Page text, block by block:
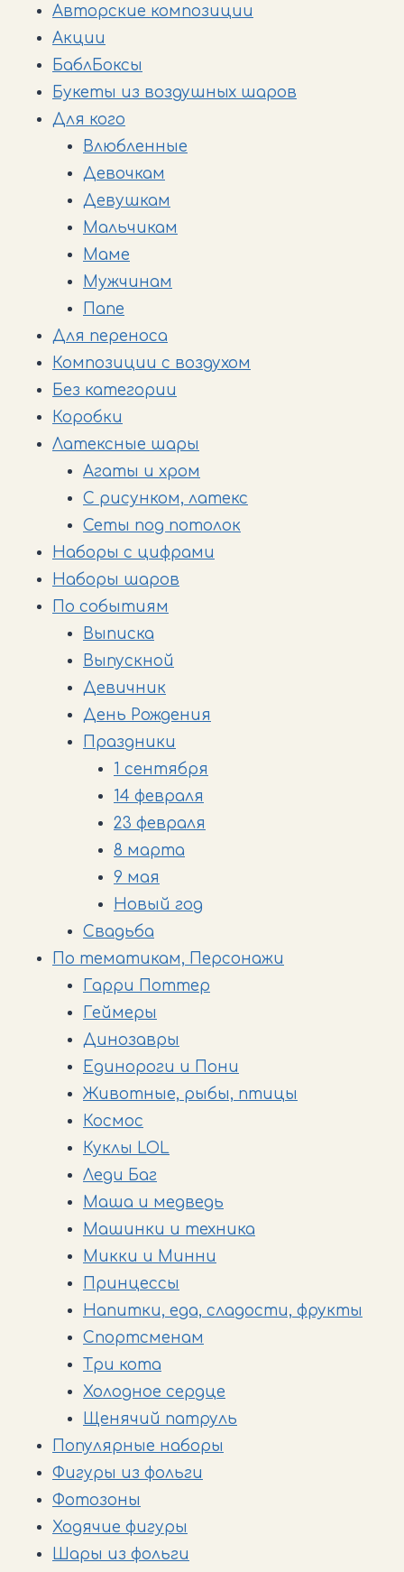
545,00 ₽.
Авторские композиции
Акции
БаблБоксы
Букеты из воздушных шаров
Для кого
Влюбленные
Девочкам
Девушкам
Мальчикам
Маме
Мужчинам
Папе
Для переноса
Композиции с воздухом
Без категории
Коробки
Латексные шары
Агаты и хром
С рисунком, латекс
Сеты под потолок
Наборы с цифрами
Наборы шаров
По событиям
Выписка
Выпускной
Девичник
День Рождения
Праздники
1 сентября
14 февраля
23 февраля
8 марта
9 мая
Новый год
Свадьба
По тематикам, Персонажи
Гарри Поттер
Геймеры
Динозавры
Единороги и Пони
Животные, рыбы, птицы
Космос
Куклы LOL
Леди Баг
Маша и медведь
Машинки и техника
Микки и Минни
Принцессы
Напитки, еда, сладости, фрукты
Спортсменам
Три кота
Холодное сердце
Щенячий патруль
Популярные наборы
Фигуры из фольги
Фотозоны
Ходячие фигуры
Шары из фольги